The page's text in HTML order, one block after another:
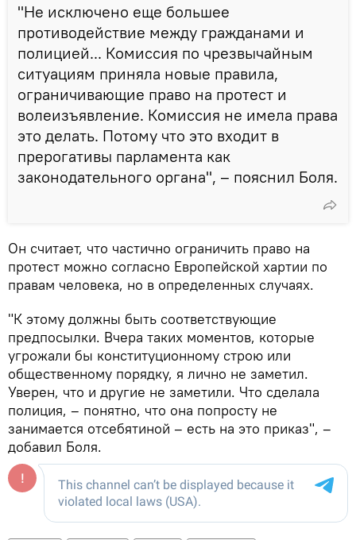
"Не исключено еще большее
противодействие между гражданами и
полицией... Комиссия по чрезвычайным
ситуациям приняла новые правила,
ограничивающие право на протест и
волеизъявление. Комиссия не имела права
это делать. Потому что это входит в
прерогативы парламента как
законодательного органа", – пояснил Боля.
Он считает, что частично ограничить право на
протест можно согласно Европейской хартии по
правам человека, но в определенных случаях.
"К этому должны быть соответствующие
предпосылки. Вчера таких моментов, которые
угрожали бы конституционному строю или
общественному порядку, я лично не заметил.
Уверен, что и другие не заметили. Что сделала
полиция, – понятно, что она попросту не
занимается отсебятиной – есть на это приказ", –
добавил Боля.